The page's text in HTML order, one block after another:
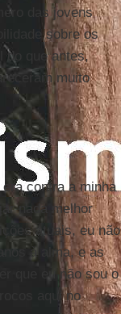
das jovens
sobre os
do que antes,
muito
contra a minha
nada melhor
atuais, eu não
à alma, e as
que eu não sou o
aqui no